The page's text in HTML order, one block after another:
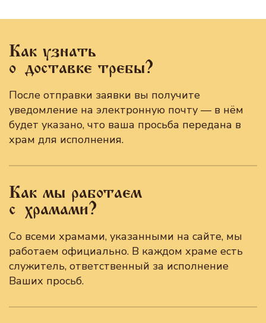
Как узнать
о доставке требы?
После отправки заявки вы получите
уведомление на электронную почту — в нём
будет указано, что ваша просьба передана в
храм для исполнения.
Как мы работаем
с храмами?
Со всеми храмами, указанными на сайте, мы
работаем официально. В каждом храме есть
служитель, ответственный за исполнение
Ваших просьб.